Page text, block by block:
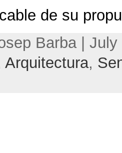
de su
Barba | July
Arquitectura,